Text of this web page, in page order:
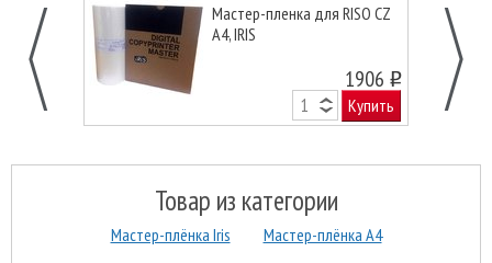
Мастер-пленка для RISO CZ
A4, IRIS
1906 o
Купить
Товар из категории
Мастер-плёнка Iris Мастер-плёнка А4